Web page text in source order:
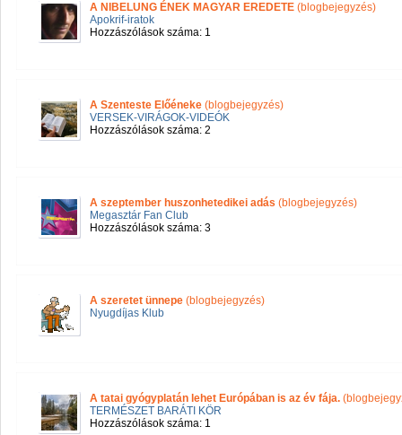
A NIBELUNG ÉNEK MAGYAR EREDETE (blogbejegyzés)
Apokrif-iratok
Hozzászólások száma: 1
A Szenteste Előéneke (blogbejegyzés)
VERSEK-VIRÁGOK-VIDEÓK
Hozzászólások száma: 2
A szeptember huszonhetedikei adás (blogbejegyzés)
Megasztár Fan Club
Hozzászólások száma: 3
A szeretet ünnepe (blogbejegyzés)
Nyugdíjas Klub
A tatai gyógyplatán lehet Európában is az év fája.
TERMÉSZET BARÁTI KÖR
Hozzászólások száma: 1